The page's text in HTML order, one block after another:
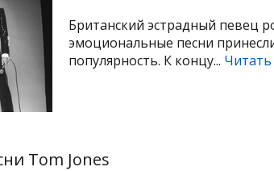
Британский эстрадный певец
эмоциональные песни
популярность. К концу... Читать
Tom Jones